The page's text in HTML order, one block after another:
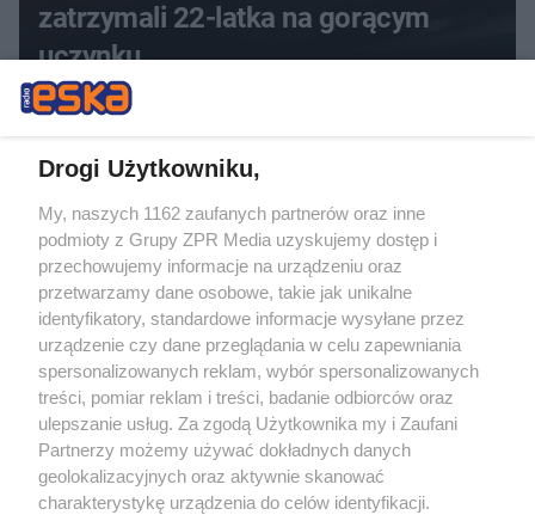
zatrzymali 22-latka na gorącym
uczynku
PŁYWANIE
ME w pływaniu w Paryżu. Jakie
miejsce zajęła Klaudia Tarasiewicz?
ZOBACZ WIĘCEJ
Drogi Użytkowniku,
My, naszych 1162 zaufanych partnerów oraz inne
podmioty z Grupy ZPR Media uzyskujemy dostęp i
przechowujemy informacje na urządzeniu oraz
przetwarzamy dane osobowe, takie jak unikalne
identyfikatory, standardowe informacje wysyłane przez
urządzenie czy dane przeglądania w celu zapewniania
spersonalizowanych reklam, wybór spersonalizowanych
treści, pomiar reklam i treści, badanie odbiorców oraz
ulepszanie usług. Za zgodą Użytkownika my i Zaufani
Partnerzy możemy używać dokładnych danych
geolokalizacyjnych oraz aktywnie skanować
charakterystykę urządzenia do celów identyfikacji.